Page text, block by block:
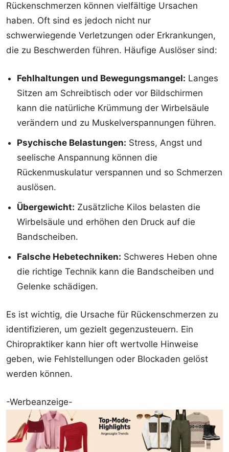
Rückenschmerzen können vielfältige Ursachen
haben. Oft sind es jedoch nicht nur
schwerwiegende Verletzungen oder Erkrankungen,
die zu Beschwerden führen. Häufige Auslöser sind:
Fehlhaltungen und Bewegungsmangel: Langes
Sitzen am Schreibtisch oder vor Bildschirmen
kann die natürliche Krümmung der Wirbelsäule
verändern und zu Muskelverspannungen führen.
Psychische Belastungen: Stress, Angst und
seelische Anspannung können die
Rückenmuskulatur verspannen und so Schmerzen
auslösen.
Übergewicht: Zusätzliche Kilos belasten die
Wirbelsäule und erhöhen den Druck auf die
Bandscheiben.
Falsche Hebetechniken: Schweres Heben ohne
die richtige Technik kann die Bandscheiben und
Gelenke schädigen.
Es ist wichtig, die Ursache für Rückenschmerzen zu
identifizieren, um gezielt gegenzusteuern. Ein
Chiropraktiker kann hier oft wertvolle Hinweise
geben, wie Fehlstellungen oder Blockaden gelöst
werden können.
-Werbeanzeige-